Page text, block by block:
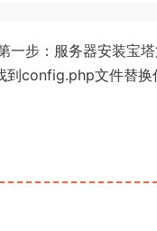
步：服务器安装宝
config.php文件替